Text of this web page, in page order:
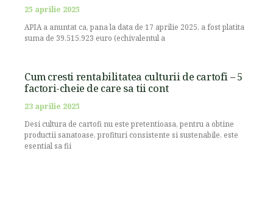
25 aprilie 2025
APIA a anuntat ca, pana la data de 17 aprilie 2025, a fost platita
suma de 39.515.923 euro (echivalentul a
Cum cresti rentabilitatea culturii de cartofi – 5
factori-cheie de care sa tii cont
23 aprilie 2025
Desi cultura de cartofi nu este pretentioasa, pentru a obtine
productii sanatoase, profituri consistente si sustenabile, este
esential sa fii